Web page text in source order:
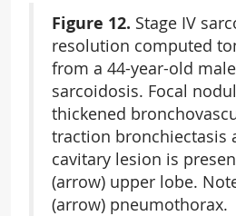
Figure 12. Stage IV
resolution computed
from a 44-year-old
sarcoidosis. Focal
thickened
traction bronchiectasis
cavitary lesion is
(arrow) upper lobe.
(arrow) pneumothorax.